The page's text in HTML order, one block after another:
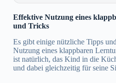
Effektive Nutzung eines
und Tricks
Es gibt einige nützliche Tipps
Nutzung eines klappbaren
ist natürlich, das Kind in die
und dabei gleichzeitig für seine